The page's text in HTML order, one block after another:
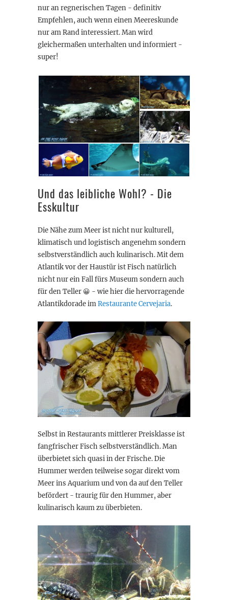
nur an regnerischen Tagen - definitiv
Empfehlen, auch wenn einen Meereskunde
nur am Rand interessiert. Man wird
gleichermaßen unterhalten und informiert -
super!
Und das leibliche Wohl? - Die
Esskultur
Die Nähe zum Meer ist nicht nur kulturell,
klimatisch und logistisch angenehm sondern
selbstverständlich auch kulinarisch. Mit dem
Atlantik vor der Haustür ist Fisch natürlich
nicht nur ein Fall fürs Museum sondern auch
für den Teller 😀 - wie hier die hervorragende
Atlantikdorade imRestaurante Cervejaria.
Selbst in Restaurants mittlerer Preisklasse ist
fangfrischer Fisch selbstverständlich. Man
überbietet sich quasi in der Frische. Die
Hummer werden teilweise sogar direkt vom
Meer ins Aquarium und von da auf den Teller
befördert - traurig für den Hummer, aber
kulinarisch kaum zu überbieten.